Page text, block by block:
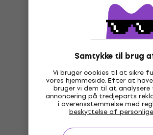
Samtykke til brug
Vi bruger cookies til at sikre
vores hjemmeside. Efter at
bruger vi dem til at
annoncering på tredjeparts
i overensstemmelse med
beskyttelse af